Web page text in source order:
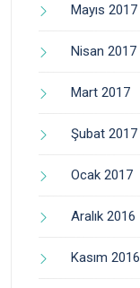
Mayıs 2017
Nisan 2017
Mart 2017
Şubat 2017
Ocak 2017
Aralık 2016
Kasım 2016